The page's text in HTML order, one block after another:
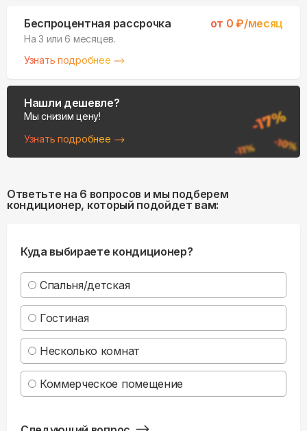
Беспроцентная рассрочка от 0 ₽/месяц
На 3 или 6 месяцев.
Узнать подробнее
Нашли дешевле?
Мы снизим цену!
Узнать подробнее
Ответьте на 6 вопросов и мы подберем
кондиционер, который подойдет вам:
Куда выбираете кондиционер?
Спальня/детская
Гостиная
Несколько комнат
Коммерческое помещение